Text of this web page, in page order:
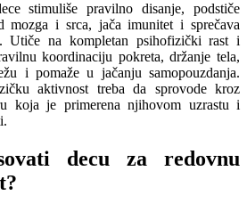
stimuliše pravilno disanje, podstiče
mozga i srca, jača imunitet i sprečava
Utiče na kompletan psihofizički rast i
koordinaciju pokreta, držanje tela,
i pomaže u jačanju samopouzdanja.
aktivnost treba da sprovode kroz
koja je primerena njihovom uzrastu i
decu za redovnu